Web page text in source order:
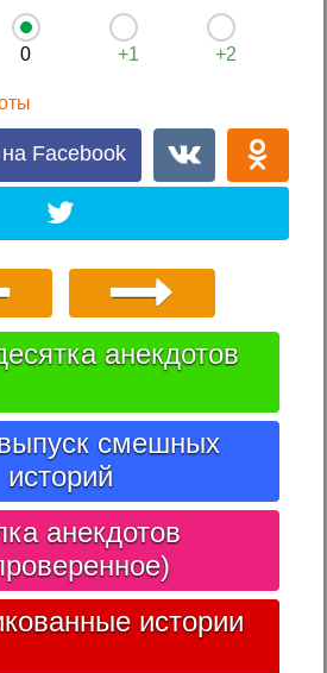
0 +1 +2
Facebook
анекдотов
смешных
историй
анекдотов
истории